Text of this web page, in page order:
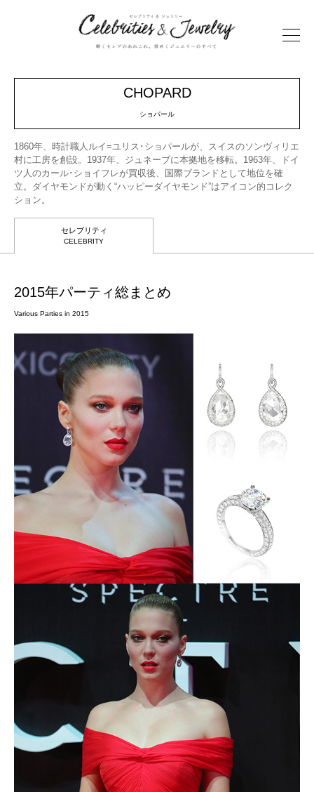
CHOPARD
ショパール
1860年、時計職人ルイ=ユリス･ショパールが、スイスのソンヴィリエ
村に工房を創設。1937年、ジュネーブに本拠地を移転。1963年、ドイ
ツ人のカール･ショイフレが買収後、国際ブランドとして地位を確
立。ダイヤモンドが動く“ハッピーダイヤモンド”はアイコン的コレク
ション。
セレブリティ
CELEBRITY
2015年パーティ総まとめ
Various Parties in 2015